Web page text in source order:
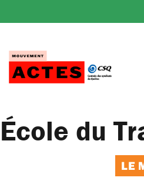
au
École du
LE